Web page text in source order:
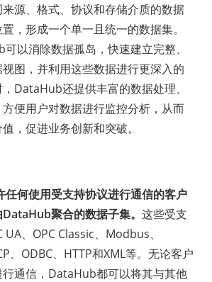
源、格式、协议和存储介质的数据
，形成一个单一且统一的数据集。
以消除数据孤岛，快速建立完整、
图，并利用这些数据进行更深入的
DataHub还提供丰富的数据处理、
便用户对数据进行监控分析，从而
，促进业务创新和突破。
何使用受支持协议进行通信的客户
聚合的数据子集。 这些受支
、OPC Classic、Modbus、
、ODBC、HTTP和XML等。无论客户
通信，DataHub都可以将其与其他